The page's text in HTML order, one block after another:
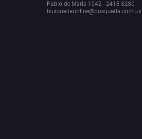
Pablo de María 1042 - 2418 8280
busquedaonline@busqueda.com.uy